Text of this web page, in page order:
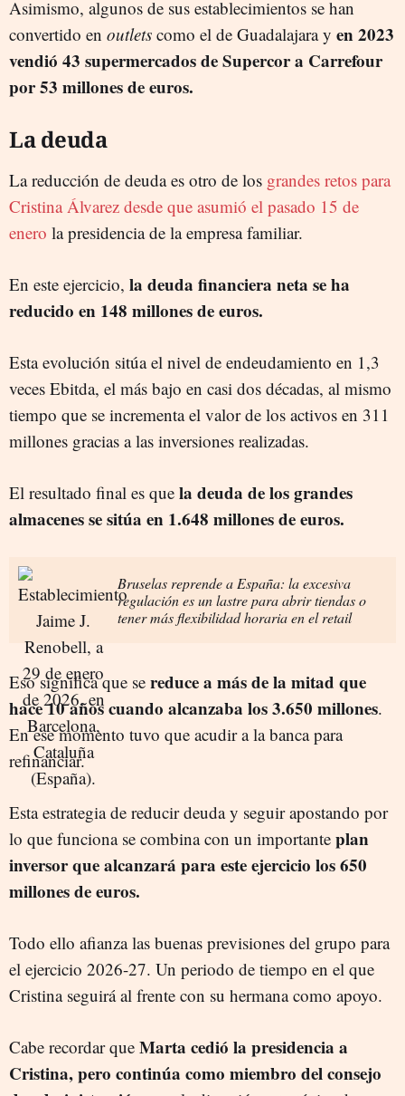
Asimismo, algunos de sus establecimientos se han
convertido en outlets como el de Guadalajara y en 2023
vendió 43 supermercados de Supercor a Carrefour
por 53 millones de euros.
La deuda
La reducción de deuda es otro de los grandes retos para
Cristina Álvarez desde que asumió el pasado 15 de
enero la presidencia de la empresa familiar.
En este ejercicio, la deuda financiera neta se ha
reducido en 148 millones de euros.
Esta evolución sitúa el nivel de endeudamiento en 1,3
veces Ebitda, el más bajo en casi dos décadas, al mismo
tiempo que se incrementa el valor de los activos en 311
millones gracias a las inversiones realizadas.
El resultado final es que la deuda de los grandes
almacenes se sitúa en 1.648 millones de euros.
Bruselas reprende a España: la excesiva
regulación es un lastre para abrir tiendas o
tener más flexibilidad horaria en el retail
Eso significa que se reduce a más de la mitad que
hace 10 años cuando alcanzaba los 3.650 millones.
En ese momento tuvo que acudir a la banca para
refinanciar.
Esta estrategia de reducir deuda y seguir apostando por
lo que funciona se combina con un importante plan
inversor que alcanzará para este ejercicio los 650
millones de euros.
Todo ello afianza las buenas previsiones del grupo para
el ejercicio 2026-27. Un periodo de tiempo en el que
Cristina seguirá al frente con su hermana como apoyo.
Cabe recordar que Marta cedió la presidencia a
Cristina, pero continúa como miembro del consejo